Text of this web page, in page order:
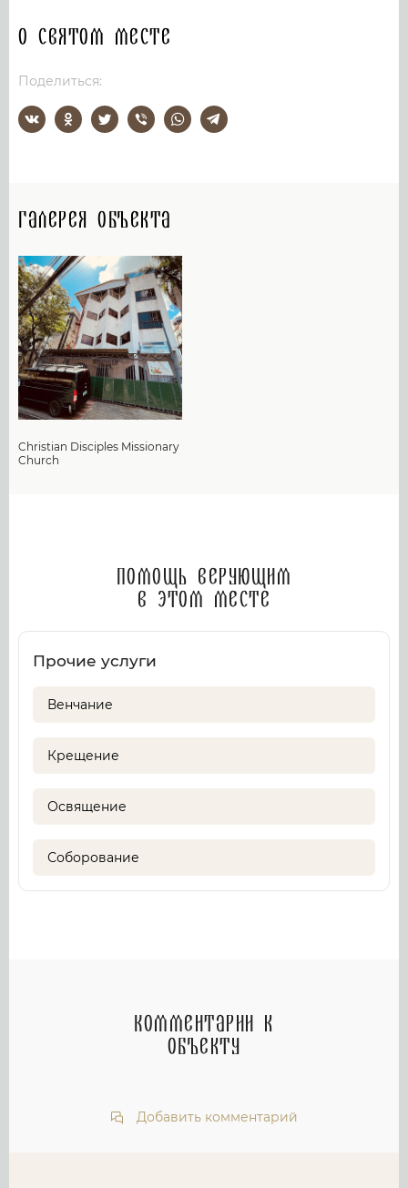
О святом месте
Поделиться:
Галерея объекта
Christian Disciples Missionary
Church
Помощь верующим
в этом месте
Прочие услуги
Венчание
Крещение
Освящение
Соборование
Комментарии к
объекту
Добавить комментарий